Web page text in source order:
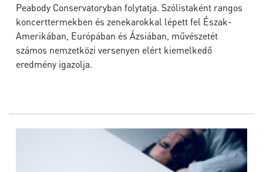
Peabody Conservatoryban folytatja. Szólistaként rangos
koncerttermekben és zenekarokkal lépett fel Észak-
Amerikában, Európában és Ázsiában, művészetét
számos nemzetközi versenyen elért kiemelkedő
eredmény igazolja.